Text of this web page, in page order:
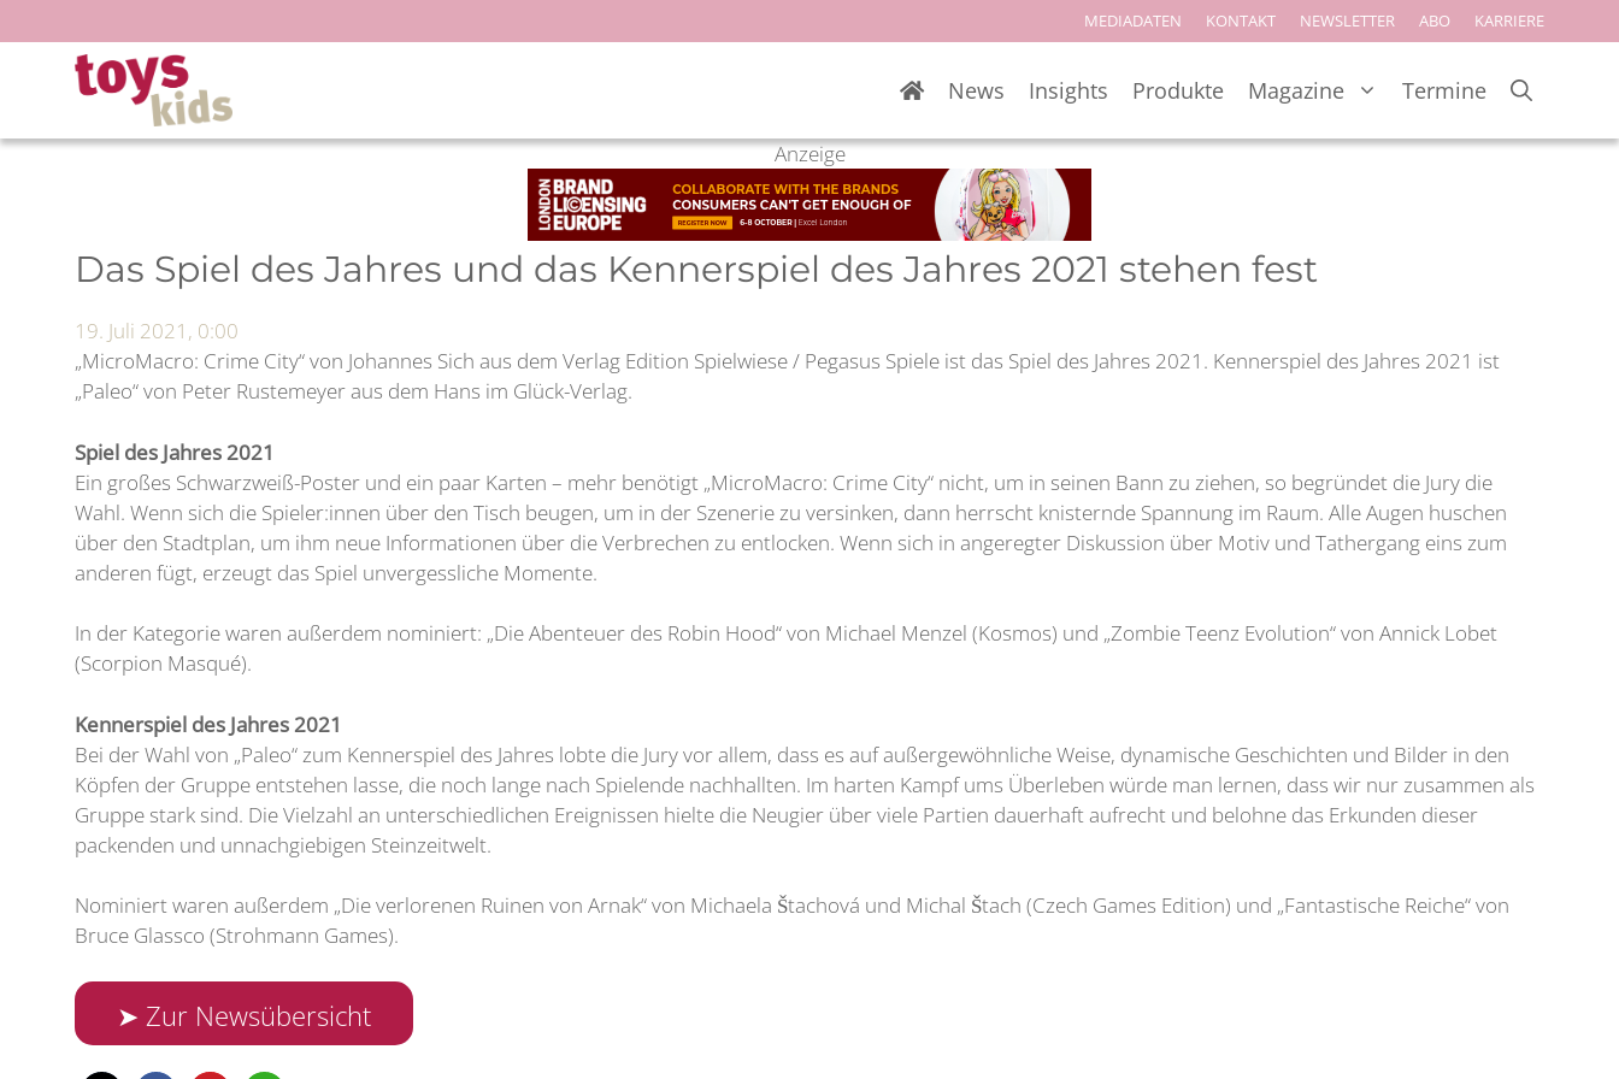
Inhalt
springen
MEDIADATEN KONTAKT NEWSLETTER ABO KARRIERE
News Insights Produkte Magazine Termine
Anzeige
Das Spiel des Jahres und das Kennerspiel des Jahres 2021 stehen fest
19. Juli 2021, 0:00
„MicroMacro: Crime City“ von Johannes Sich aus dem Verlag Edition Spielwiese / Pegasus Spiele ist das Spiel des Jahres 2021. Kennerspiel des Jahres 2021 ist
„Paleo“ von Peter Rustemeyer aus dem Hans im Glück-Verlag.
Spiel des Jahres 2021
Ein großes Schwarzweiß-Poster und ein paar Karten – mehr benötigt „MicroMacro: Crime City“ nicht, um in seinen Bann zu ziehen, so begründet die Jury die
Wahl. Wenn sich die Spieler:innen über den Tisch beugen, um in der Szenerie zu versinken, dann herrscht knisternde Spannung im Raum. Alle Augen huschen
über den Stadtplan, um ihm neue Informationen über die Verbrechen zu entlocken. Wenn sich in angeregter Diskussion über Motiv und Tathergang eins zum
anderen fügt, erzeugt das Spiel unvergessliche Momente.
In der Kategorie waren außerdem nominiert: „Die Abenteuer des Robin Hood“ von Michael Menzel (Kosmos) und „Zombie Teenz Evolution“ von Annick Lobet
(Scorpion Masqué).
Kennerspiel des Jahres 2021
Bei der Wahl von „Paleo“ zum Kennerspiel des Jahres lobte die Jury vor allem, dass es auf außergewöhnliche Weise, dynamische Geschichten und Bilder in den
Köpfen der Gruppe entstehen lasse, die noch lange nach Spielende nachhallten. Im harten Kampf ums Überleben würde man lernen, dass wir nur zusammen als
Gruppe stark sind. Die Vielzahl an unterschiedlichen Ereignissen hielte die Neugier über viele Partien dauerhaft aufrecht und belohne das Erkunden dieser
packenden und unnachgiebigen Steinzeitwelt.
Nominiert waren außerdem „Die verlorenen Ruinen von Arnak“ von Michaela Štachová und Michal Štach (Czech Games Edition) und „Fantastische Reiche“ von
Bruce Glassco (Strohmann Games).
➤ Zur Newsübersicht